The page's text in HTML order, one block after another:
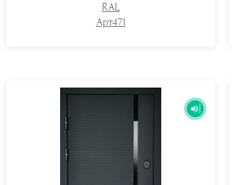
RAL
Арт471